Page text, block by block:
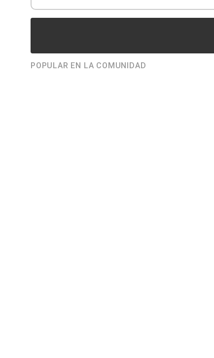
POPULAR EN LA COMUNIDAD